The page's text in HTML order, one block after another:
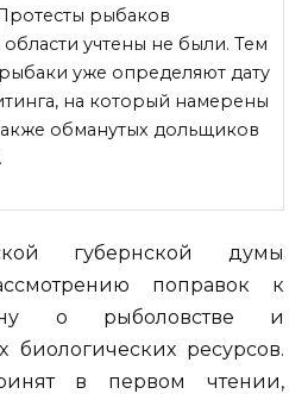
рыбаков
учтены не были. Тем
уже определяют дату
на который намерены
обманутых дольщиков
губернской думы
поправок к
о рыболовстве и
биологических ресурсов.
в первом чтении,